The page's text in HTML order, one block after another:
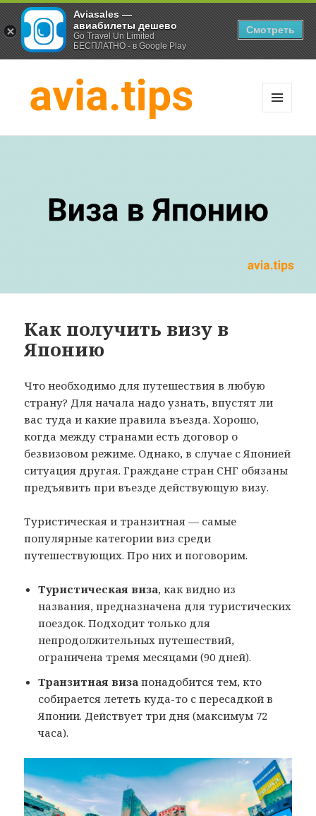
Как получить визу в
Японию
Что необходимо для путешествия в любую
страну? Для начала надо узнать, впустят ли
вас туда и какие правила въезда. Хорошо,
когда между странами есть договор о
безвизовом режиме. Однако, в случае с Японией
ситуация другая. Граждане стран СНГ обязаны
предъявить при въезде действующую визу.
Туристическая и транзитная — самые
популярные категории виз среди
путешествующих. Про них и поговорим.
Туристическая виза, как видно из
названия, предназначена для туристических
поездок. Подходит только для
непродолжительных путешествий,
ограничена тремя месяцами (90 дней).
Транзитная виза понадобится тем, кто
собирается лететь куда-то с пересадкой в
Японии. Действует три дня (максимум 72
часа).
Aviasales —
авиабилеты дешево
Go Travel Un Limited
БЕСПЛАТНО - в Google Play
Смотреть